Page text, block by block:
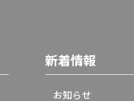
新着情報
お知らせ